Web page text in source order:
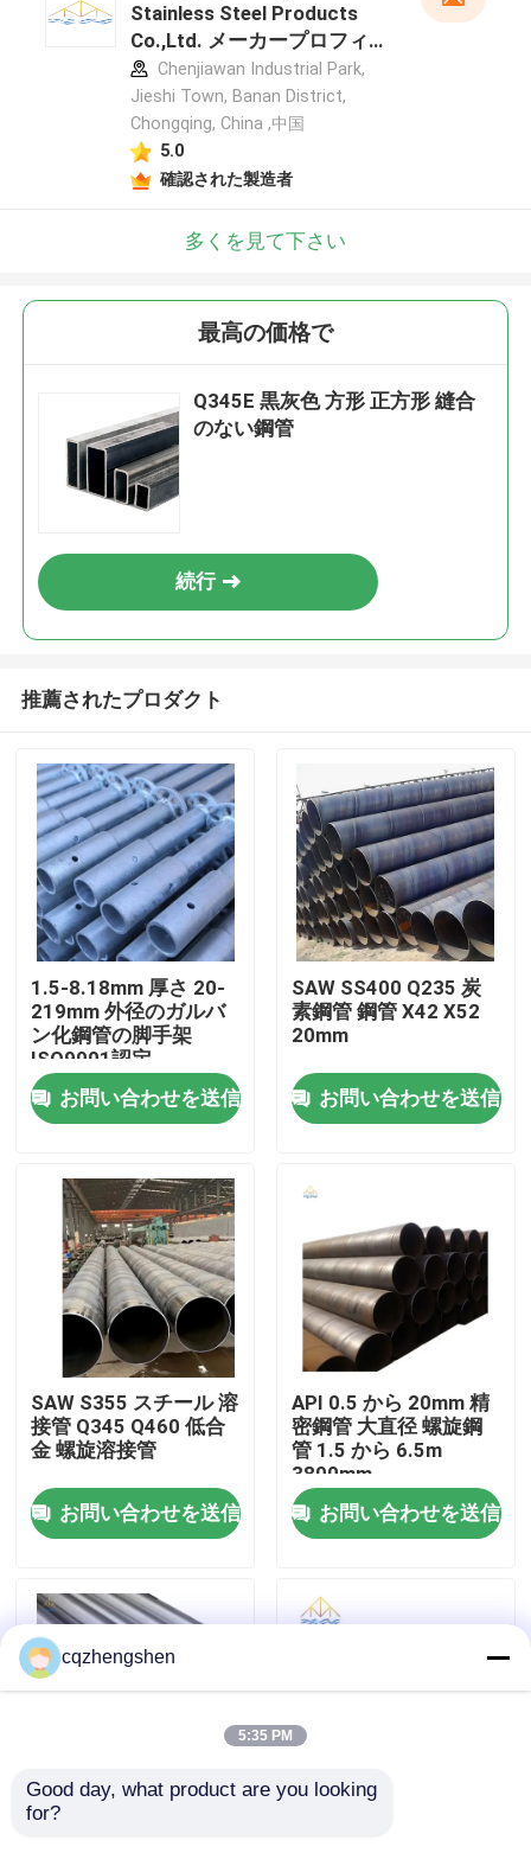
製品
ビデオ
企業情報
会社案内
品質管理
お問い合わせ
ニュース
Stainless Steel Products
Co.,Ltd. メーカープロフィー
ル Chenjiawan Industrial Park,
Jieshi Town, Banan District,
Chongqing, China ,中国
5.0
確認された製造者
多くを見て下さい
最高の価格で
Q345E 黒灰色 方形 正方形 縫合
のない鋼管
続行
推薦されたプロダクト
1.5-8.18mm 厚さ 20-
219mm 外径のガルバ
ン化鋼管の脚手架
ISO9001認定
お問い合わせを送信
SAW SS400 Q235 炭
素鋼管 鋼管 X42 X52
20mm
お問い合わせを送信
SAW S355 スチール 溶
接管 Q345 Q460 低合
金 螺旋溶接管
お問い合わせを送信
API 0.5 から 20mm 精
密鋼管 大直径 螺旋鋼
管 1.5 から 6.5m
3800mm
お問い合わせを送信
API CE JIS スチール 溶
cqzhengshen
5:35 PM
Good day, what product are you looking
for?